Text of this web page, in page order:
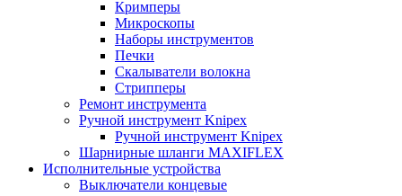
Кримперы
Микроскопы
Наборы инструментов
Печки
Скалыватели волокна
Стрипперы
Ремонт инструмента
Ручной инструмент Knipex
Ручной инструмент Knipex
Шарнирные шланги MAXIFLEX
Исполнительные устройства
Выключатели концевые